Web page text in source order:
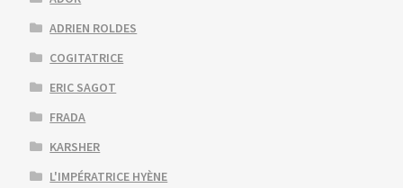
ADRIEN ROLDES
COGITATRICE
ERIC SAGOT
FRADA
KARSHER
L'IMPÉRATRICE HYÈNE